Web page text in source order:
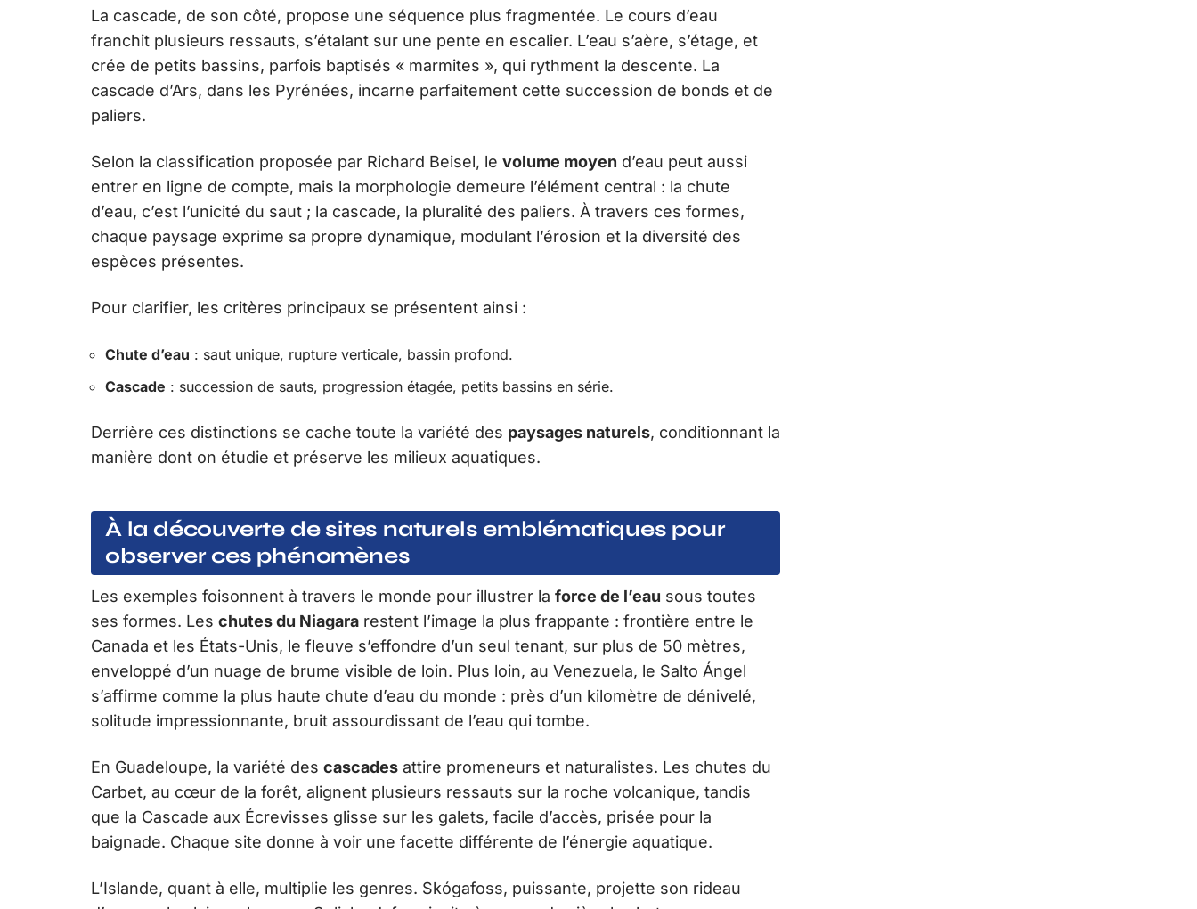
La cascade, de son côté, propose une séquence plus fragmentée. Le cours d’eau
franchit plusieurs ressauts, s’étalant sur une pente en escalier. L’eau s’aère, s’étage, et
crée de petits bassins, parfois baptisés « marmites », qui rythment la descente. La
cascade d’Ars, dans les Pyrénées, incarne parfaitement cette succession de bonds et de
paliers.
Selon la classification proposée par Richard Beisel, le volume moyen d’eau peut aussi
entrer en ligne de compte, mais la morphologie demeure l’élément central : la chute
d’eau, c’est l’unicité du saut ; la cascade, la pluralité des paliers. À travers ces formes,
chaque paysage exprime sa propre dynamique, modulant l’érosion et la diversité des
espèces présentes.
Pour clarifier, les critères principaux se présentent ainsi :
Chute d’eau : saut unique, rupture verticale, bassin profond.
Cascade : succession de sauts, progression étagée, petits bassins en série.
Derrière ces distinctions se cache toute la variété des paysages naturels, conditionnant la
manière dont on étudie et préserve les milieux aquatiques.
À la découverte de sites naturels emblématiques pour
observer ces phénomènes
Les exemples foisonnent à travers le monde pour illustrer la force de l’eau sous toutes
ses formes. Les chutes du Niagara restent l’image la plus frappante : frontière entre le
Canada et les États-Unis, le fleuve s’effondre d’un seul tenant, sur plus de 50 mètres,
enveloppé d’un nuage de brume visible de loin. Plus loin, au Venezuela, le Salto Ángel
s’affirme comme la plus haute chute d’eau du monde : près d’un kilomètre de dénivelé,
solitude impressionnante, bruit assourdissant de l’eau qui tombe.
En Guadeloupe, la variété des cascades attire promeneurs et naturalistes. Les chutes du
Carbet, au cœur de la forêt, alignent plusieurs ressauts sur la roche volcanique, tandis
que la Cascade aux Écrevisses glisse sur les galets, facile d’accès, prisée pour la
baignade. Chaque site donne à voir une facette différente de l’énergie aquatique.
L’Islande, quant à elle, multiplie les genres. Skógafoss, puissante, projette son rideau